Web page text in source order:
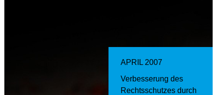
APRIL 2007
Verbesserung des
Rechtsschutzes durch